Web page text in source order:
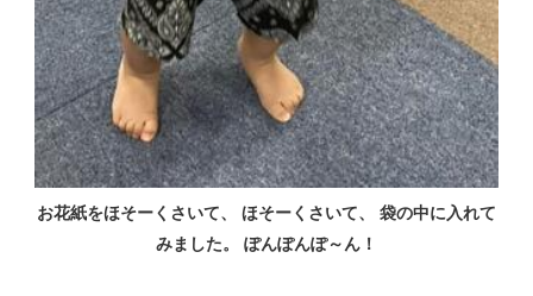
お花紙をほそーくさいて、 ほそーくさいて、 袋の中に入れて
みました。 ぽんぽんぽ～ん！